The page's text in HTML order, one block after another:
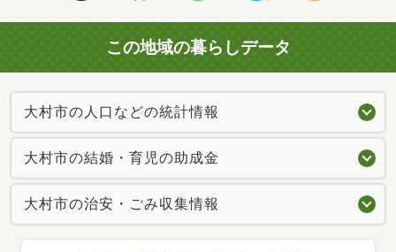
この地域の暮らしデータ
大村市の人口などの統計情報
大村市の結婚・育児の助成金
大村市の治安・ごみ収集情報